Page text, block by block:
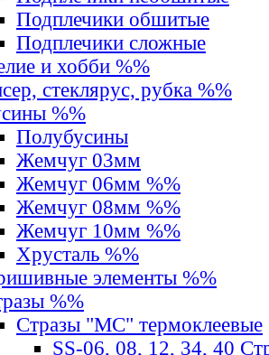
Подплечики обшитые
Подплечики сложные
и хобби %%
стеклярус, рубка %%
%%
Полубусины
Жемчуг 03мм
Жемчуг 06мм %%
Жемчуг 08мм %%
Жемчуг 10мм %%
Хрусталь %%
элементы %%
%%
Стразы "MС" термоклеевые
SS-06, 08, 12, 34, 40